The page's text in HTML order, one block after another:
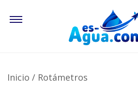
Inicio / Rotámetros